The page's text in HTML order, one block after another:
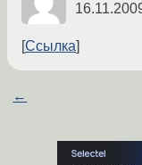
Ссылка
←